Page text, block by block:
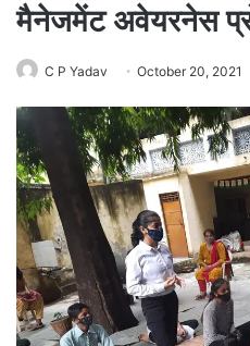
मैनेजमेंट अवेयरनेस
C P Yadav October 20, 2021